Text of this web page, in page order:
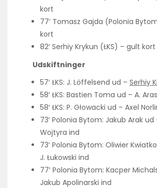
kort
77′ Tomasz Gajda (Polonia
kort
82′ Serhiy Krykun (ŁKS) – gult kort
Udskiftninger
57′ ŁKS: J. Löffelsend ud – Serhiy
58′ ŁKS: Bastien Toma ud – A.
58′ ŁKS: P. Głowacki ud – Axel
73′ Polonia Bytom: Jakub Arak ud
Wojtyra ind
73′ Polonia Bytom: Oliwier
J. Łukowski ind
77′ Polonia Bytom: Kacper
Jakub Apolinarski ind